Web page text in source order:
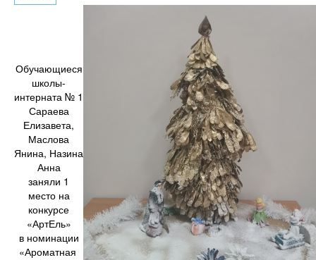
Обучающиеся
школы-
интерната № 1
Сараева
Елизавета,
Маслова
Янина, Назина
Анна
заняли 1
место на
конкурсе
«АртЕль»
в номинации
«Ароматная